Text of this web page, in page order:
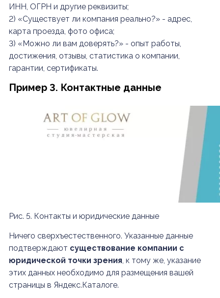
ИНН, ОГРН и другие реквизиты;
2) «Существует ли компания реально?» - адрес,
карта проезда, фото офиса;
3) «Можно ли вам доверять?» - опыт работы,
достижения, отзывы, статистика о компании,
гарантии, сертификаты.
Пример 3. Контактные данные
Рис. 5. Контакты и юридические данные
Ничего сверхъестественного. Указанные данные
подтверждают существование компании с
юридической точки зрения, к тому же, указание
этих данных необходимо для размещения вашей
страницы в Яндекс.Каталоге.